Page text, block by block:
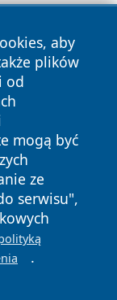
aby
plików
od
mogą być
ze
serwisu",
.
Polityka
Cookies